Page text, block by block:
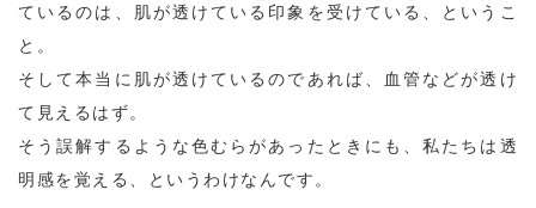
ているのは、肌が透けている印象を受けている、というこ
と。
そして本当に肌が透けているのであれば、血管などが透け
て見えるはず。
そう誤解するような色むらがあったときにも、私たちは透
明感を覚える、というわけなんです。